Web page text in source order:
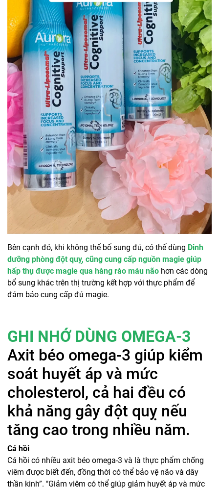
Bên cạnh đó, khi không thể bổ sung đủ, có thể dùng Dinh
dưỡng phòng đột quỵ, cũng cung cấp nguồn magie giúp
hấp thụ được magie qua hàng rào máu não hơn các dòng
bổ sung khác trên thị trường kết hợp với thực phẩm để
đảm bảo cung cấp đủ magie.
GHI NHỚ DÙNG OMEGA-3
Axit béo omega-3 giúp kiểm
soát huyết áp và mức
cholesterol, cả hai đều có
khả năng gây đột quỵ nếu
tăng cao trong nhiều năm.
Cá hồi
Cá hồi có nhiều axit béo omega-3 và là thực phẩm chống
viêm được biết đến, đồng thời có thể bảo vệ não và dây
thần kinh”. "Giảm viêm có thể giúp giảm huyết áp và mức